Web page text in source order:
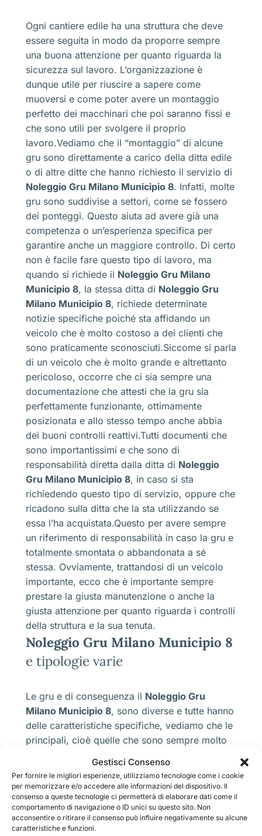
Gestisci Consenso
Per fornire le migliori esperienze, utilizziamo tecnologie come i cookie
per memorizzare e/o accedere alle informazioni del dispositivo. Il
consenso a queste tecnologie ci permetterà di elaborare dati come il
comportamento di navigazione o ID unici su questo sito. Non
acconsentire o ritirare il consenso può influire negativamente su alcune
caratteristiche e funzioni.
Ogni cantiere edile ha una struttura che deve
essere seguita in modo da proporre sempre
una buona attenzione per quanto riguarda la
sicurezza sul lavoro. L’organizzazione è
dunque utile per riuscire a sapere come
muoversi e come poter avere un montaggio
perfetto dei macchinari che poi saranno fissi e
che sono utili per svolgere il proprio
lavoro.Vediamo che il “montaggio” di alcune
gru sono direttamente a carico della ditta edile
o di altre ditte che hanno richiesto il servizio di
Noleggio Gru Milano Municipio 8. Infatti, molte
gru sono suddivise a settori, come se fossero
dei ponteggi. Questo aiuta ad avere già una
competenza o un’esperienza specifica per
garantire anche un maggiore controllo. Di certo
non è facile fare questo tipo di lavoro, ma
quando si richiede il Noleggio Gru Milano
Municipio 8, la stessa ditta di Noleggio Gru
Milano Municipio 8, richiede determinate
notizie specifiche poiché sta affidando un
veicolo che è molto costoso a dei clienti che
sono praticamente sconosciuti.Siccome si parla
di un veicolo che è molto grande e altrettanto
pericoloso, occorre che ci sia sempre una
documentazione che attesti che la gru sia
perfettamente funzionante, ottimamente
posizionata e allo stesso tempo anche abbia
dei buoni controlli reattivi.Tutti documenti che
sono importantissimi e che sono di
responsabilità diretta dalla ditta di Noleggio
Gru Milano Municipio 8, in caso si sta
richiedendo questo tipo di servizio, oppure che
ricadono sulla ditta che la sta utilizzando se
essa l’ha acquistata.Questo per avere sempre
un riferimento di responsabilità in caso la gru e
totalmente smontata o abbandonata a sé
stessa. Ovviamente, trattandosi di un veicolo
importante, ecco che è importante sempre
prestare la giusta manutenzione o anche la
giusta attenzione per quanto riguarda i controlli
della struttura e la sua tenuta.
Noleggio Gru Milano Municipio 8
e tipologie varie
Le gru e di conseguenza il Noleggio Gru
Milano Municipio 8, sono diverse e tutte hanno
delle caratteristiche specifiche, vediamo che le
principali, cioè quelle che sono sempre molto
Torre
Cavalletto
Colonna
Ponte